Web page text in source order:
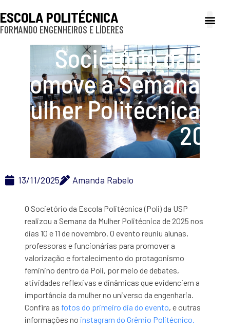
ESCOLA POLITÉCNICA
FORMANDO ENGENHEIROS E LÍDERES
Societório da Poli
promove a Semana da
Mulher Politécnica de
2025
13/11/2025 Amanda Rabelo
O Societório da Escola Politécnica (Poli) da USP
realizou a Semana da Mulher Politécnica de 2025 nos
dias 10 e 11 de novembro. O evento reuniu alunas,
professoras e funcionárias para promover a
valorização e fortalecimento do protagonismo
feminino dentro da Poli, por meio de debates,
atividades reflexivas e dinâmicas que evidenciem a
importância da mulher no universo da engenharia.
Confira as fotos do primeiro dia do evento, e outras
informações no instagram do Grêmio Politécnico.